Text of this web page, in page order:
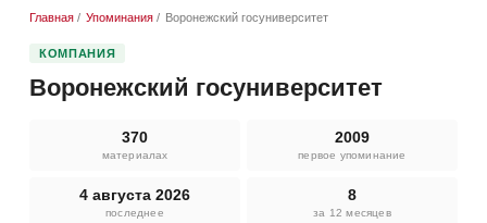
Главная / Упоминания / Воронежский госуниверситет
КОМПАНИЯ
Воронежский госуниверситет
370
материалах
2009
первое упоминание
4 августа 2026
последнее
8
за 12 месяцев